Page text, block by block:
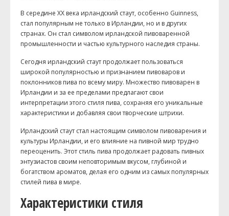
В середине XX века ирландский стаут, особенно Guinness,
стал популярным не только в Ирландии, но и в других
странах. Он стал символом ирландской пивоваренной
промышленности и частью культурного наследия страны.
Сегодня ирландский стаут продолжает пользоваться
широкой популярностью и признанием пивоваров и
поклонников пива по всему миру. Множество пивоварен в
Ирландии и за ее пределами предлагают свои
интерпретации этого стиля пива, сохраняя его уникальные
характеристики и добавляя свои творческие штрихи.
Ирландский стаут стал настоящим символом пивоварения и
культуры Ирландии, и его влияние на пивной мир трудно
переоценить. Этот стиль пива продолжает радовать пивных
энтузиастов своим неповторимым вкусом, глубиной и
богатством ароматов, делая его одним из самых популярных
стилей пива в мире.
Характеристики стиля